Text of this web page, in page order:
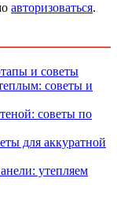
авторизоваться.
и советы
советы и
советы по
для аккуратной
утепляем